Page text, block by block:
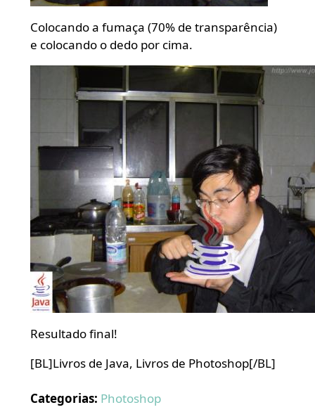
Colocando a fumaça (70% de transparência)
e colocando o dedo por cima.
Resultado final!
[BL]Livros de Java, Livros de Photoshop[/BL]
Categorias: Photoshop